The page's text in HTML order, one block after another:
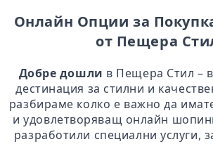
Онлайн Опции за
от Пещера
Добре дошли в Пещера Стил –
дестинация за стилни и
разбираме колко е важно да
и удовлетворяващ онлайн
разработили специални услуги,